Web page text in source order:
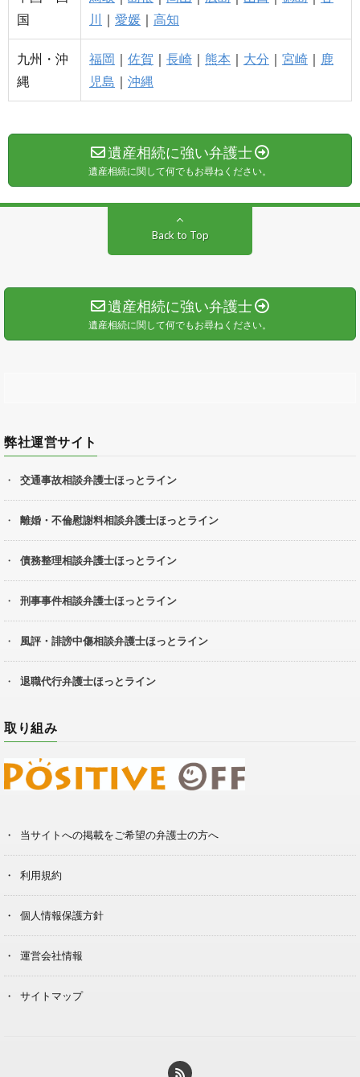
国
川 ｜ 愛媛 ｜ 高知
九州・沖
縄
福岡 ｜ 佐賀 ｜ 長崎 ｜ 熊本 ｜ 大分 ｜ 宮崎 ｜ 鹿
児島 ｜ 沖縄
遺産相続に強い弁護士
遺産相続に関して何でもお尋ねください。
Back to Top
遺産相続に強い弁護士
遺産相続に関して何でもお尋ねください。
弊社運営サイト
交通事故相談弁護士ほっとライン
離婚・不倫慰謝料相談弁護士ほっとライン
債務整理相談弁護士ほっとライン
刑事事件相談弁護士ほっとライン
風評・誹謗中傷相談弁護士ほっとライン
退職代行弁護士ほっとライン
取り組み
当サイトへの掲載をご希望の弁護士の方へ
利用規約
個人情報保護方針
運営会社情報
サイトマップ